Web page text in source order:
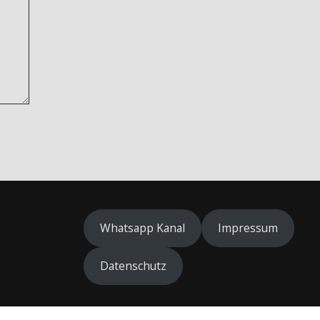
Whatsapp Kanal Impressum
Datenschutz